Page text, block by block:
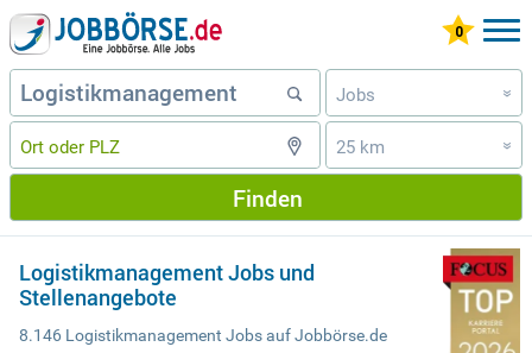
Jobs »
25 km »
Finden
Logistikmanagement Jobs und
Stellenangebote
8.146 Logistikmanagement Jobs auf Jobbörse.de